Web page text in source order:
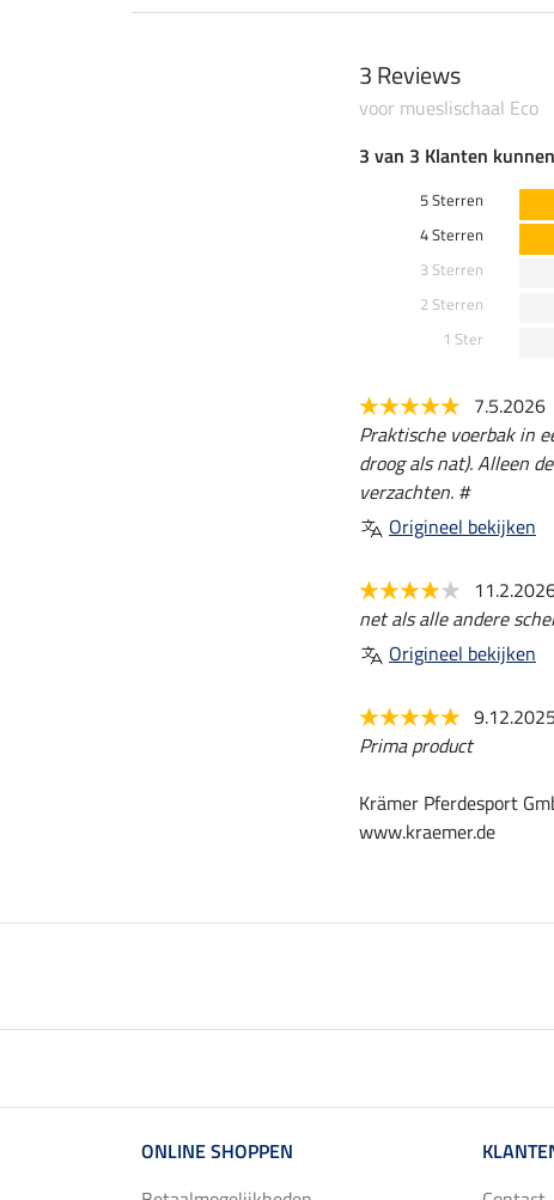
3 Reviews
voor mueslischaal Eco
3 van 3 Klanten
5 Sterren
4 Sterren
3 Sterren
2 Sterren
1 Ster
7.5.2026
Praktische voerbak in
droog als nat). Alleen
verzachten. #
Origineel bekijken
net als alle andere
Origineel bekijken
9.12.2025
Prima product
Krämer Pferdesport
www.kraemer.de
ONLINE SHOPPEN